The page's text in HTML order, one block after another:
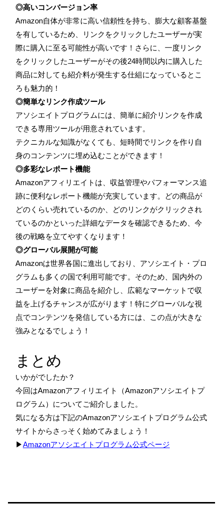
◎高いコンバージョン率
Amazon自体が非常に高い信頼性を持ち、膨大な顧客基盤
を有しているため、リンクをクリックしたユーザーが実
際に購入に至る可能性が高いです！さらに、一度リンク
をクリックしたユーザーがその後24時間以内に購入した
商品に対しても紹介料が発生する仕組になっているとこ
ろも魅力的！
◎簡単なリンク作成ツール
アソシエイトプログラムには、簡単に紹介リンクを作成
できる専用ツールが用意されています。
テクニカルな知識がなくても、短時間でリンクを作り自
身のコンテンツに埋め込むことができます！
◎多彩なレポート機能
Amazonアフィリエイトは、収益管理やパフォーマンス追
跡に便利なレポート機能が充実しています。どの商品が
どのくらい売れているのか、どのリンクがクリックされ
ているのかといった詳細なデータを確認できるため、今
後の戦略を立てやすくなります！
◎グローバル展開が可能
Amazonは世界各国に進出しており、アソシエイト・プロ
グラムも多くの国で利用可能です。そのため、国内外の
ユーザーを対象に商品を紹介し、広範なマーケットで収
益を上げるチャンスが広がります！特にグローバルな視
点でコンテンツを発信している方には、この点が大きな
強みとなるでしょう！
まとめ
いかがでしたか？
今回はAmazonアフィリエイト（Amazonアソシエイトプ
ログラム）についてご紹介しました。
気になる方は下記のAmazonアソシエイトプログラム公式
サイトからさっそく始めてみましょう！
▶Amazonアソシエイトプログラム公式ページ